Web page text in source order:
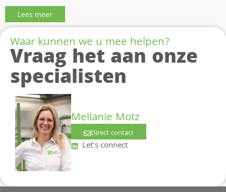
Lees meer
Waar kunnen we u mee helpen?
Vraag het aan onze
specialisten
Mellanie Motz
Direct contact
Let's connect